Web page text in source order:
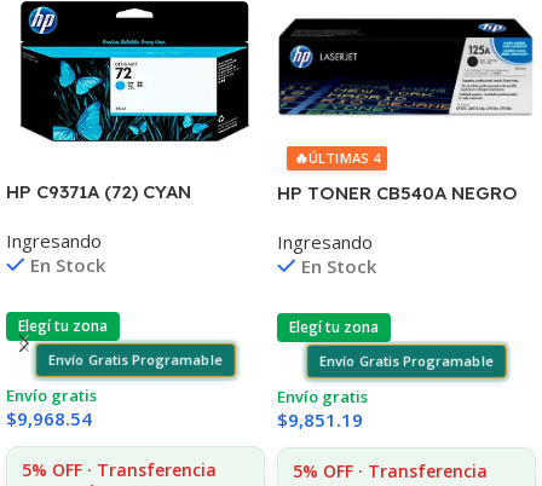
HP C9371A (72) CYAN
795/790 130ML UK
Ingresando
En Stock
Elegí tu zona
Envío Gratis Programable
Envío gratis
$9,968.54
5% OFF · Transferencia
🔥ÚLTIMAS 4
HP TONER CB540A NEGRO
1215/1515/1510/1312
Ingresando
En Stock
Elegí tu zona
Envío Gratis Programable
Envío gratis
$9,851.19
5% OFF · Transferencia